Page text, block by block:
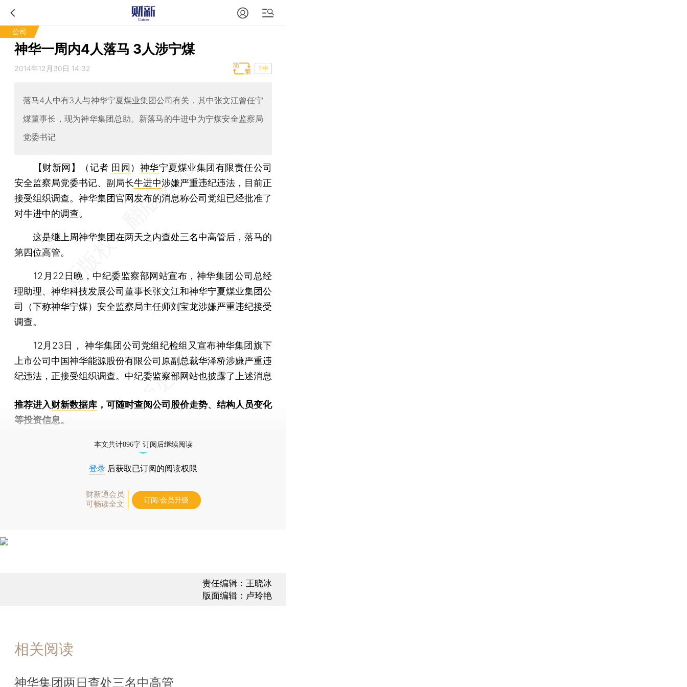
公司
神华一周内4人落马 3人涉宁煤
2014年12月30日 14:32 T中
落马4人中有3人与神华宁夏煤业集团公司有关，其中张文江曾任宁
煤董事长，现为神华集团总助。新落马的牛进中为宁煤安全监察局
党委书记
【财新网】（记者 田园 ） 神华宁夏煤业集团有限责任公司
安全监察局党委书记、副局长牛进中涉嫌严重违纪违法，目前正
接受组织调查。神华集团官网发布的消息称公司党组已经批准了
对牛进中的调查。
这是继上周神华集团在两天之内查处三名中高管后，落马的
第四位高管。
12月22日晚，中纪委监察部网站宣布，神华集团公司总经
理助理、神华科技发展公司董事长张文江和神华宁夏煤业集团公
司（下称神华宁煤）安全监察局主任师刘宝龙涉嫌严重违纪接受
调查。
12月23日， 神华集团公司党组纪检组又宣布神华集团旗下
上市公司中国神华能源股份有限公司原副总裁华泽桥涉嫌严重违
纪违法，正接受组织调查。中纪委监察部网站也披露了上述消息
推荐进入财新数据库 ，可随时查阅公司股价走势、结构人员变化
等投资信息。
本文共计896字 订阅后继续阅读
登录 后获取已订阅的阅读权限
财新通会员
可畅读全文
订阅/会员升级
责任编辑：王晓冰
版面编辑：卢玲艳
相关阅读
神华集团两日查处三名中高管